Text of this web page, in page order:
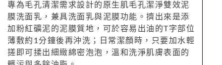
專為毛孔清潔需求設計的原生肌毛孔潔淨雙效泥
膜洗面乳，兼具洗面乳與泥膜功能。擠出來是添
加粉紅礦泥的泥膜質地，可於容易出油的T字部位
薄敷約1分鐘後再沖洗；日常潔顏時，只要加水輕
搓即可揉出細緻綿密泡泡，溫和洗淨肌膚表面的